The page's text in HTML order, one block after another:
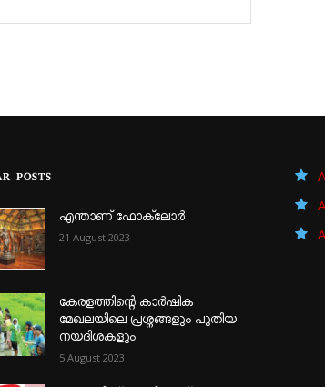
POSTS
എന്താണ്‌ ഫോക്‌ലോർ
21 August 2023
കേരളത്തിന്റെ കാർഷിക
മേഖലയിലെ പ്രശ്നങ്ങളും പുതിയ
നയദിശകളും
5 August 2023